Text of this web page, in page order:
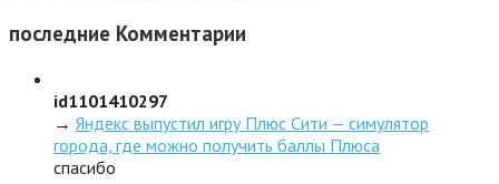
последние Комментарии
id1101410297
→ Яндекс выпустил игру Плюс Сити — симулятор
города, где можно получить баллы Плюса
спасибо